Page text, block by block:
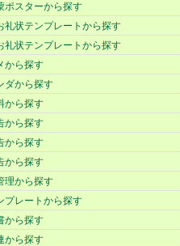
ポスターから探す
礼状テンプレートから探す
礼状テンプレートから探す
から探す
ダから探す
から探す
から探す
から探す
から探す
理から探す
プレートから探す
から探す
から探す